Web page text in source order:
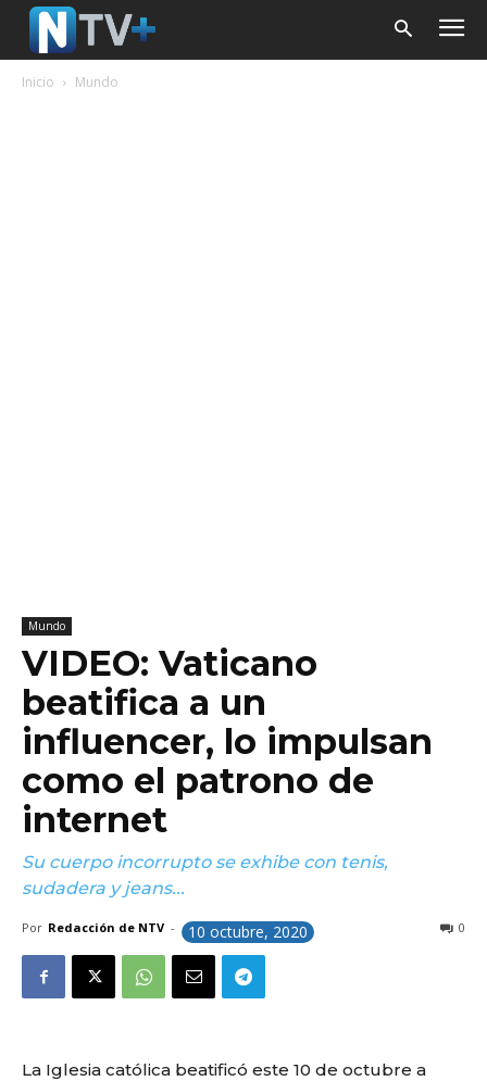
Inicio Mundo
Mundo
VIDEO: Vaticano
beatifica a un
influencer, lo impulsan
como el patrono de
internet
Su cuerpo incorrupto se exhibe con tenis,
sudadera y jeans...
Por Redacción de NTV - 10 octubre, 2020 0
La Iglesia católica beatificó este 10 de octubre a